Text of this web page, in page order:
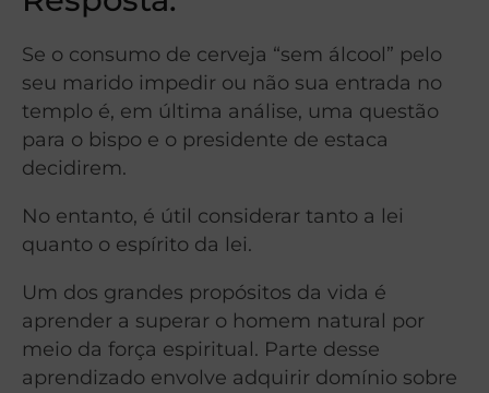
Se o consumo de cerveja “sem álcool” pelo
seu marido impedir ou não sua entrada no
templo é, em última análise, uma questão
para o bispo e o presidente de estaca
decidirem.
No entanto, é útil considerar tanto a lei
quanto o espírito da lei.
Um dos grandes propósitos da vida é
aprender a superar o homem natural por
meio da força espiritual. Parte desse
aprendizado envolve adquirir domínio sobre